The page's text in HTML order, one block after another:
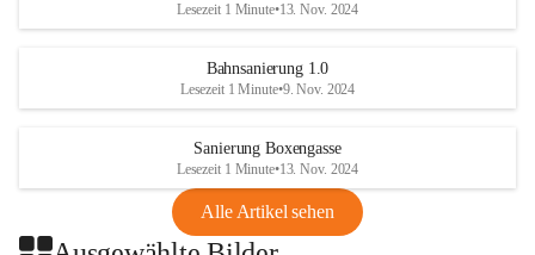
Lesezeit 1 Minute•13. Nov. 2024
Bahnsanierung 1.0
Lesezeit 1 Minute•9. Nov. 2024
Sanierung Boxengasse
Lesezeit 1 Minute•13. Nov. 2024
Alle Artikel sehen